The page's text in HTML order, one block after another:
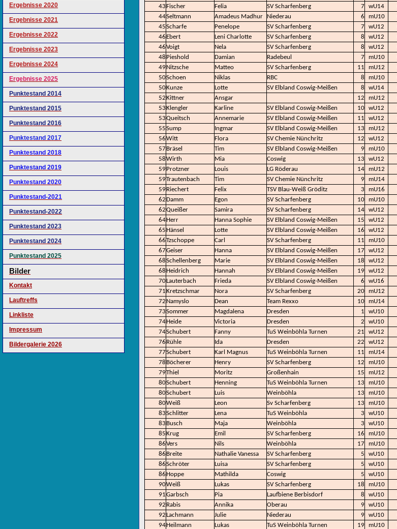
Ergebnisse 2020
Ergebnisse 2021
Ergebnisse 2022
Ergebnisse 2023
Ergebnisse 2024
Ergebnisse 2025
Punktestand 2014
Punktestand 2015
Punktestand 2016
Punktestand 2017
Punktestand 2018
Punktestand 2019
Punktestand 2020
Punktestand-2021
Punktestand-2022
Punktestand 2023
Punktestand 2024
Punktestand 2025
Bilder
Kontakt
Lauftreffs
Linkliste
Impressum
Bildergalerie 2026
43Fischer Felia SV Scharfenberg 7 wU14
44Seltmann Amadeus Madhur Niederau 6 mU10
45Scharfe Penelope SV Scharfenberg 7 wU12
46 Ebert Leni Charlotte SV Scharfenberg 8 wU12
46Voigt Nela SV Scharfenberg 8 wU12
48 Pieshold Damian Radebeul 7 mU10
49Nitzsche Matteo SV Scharfenberg 11 mU12
50Schoen Niklas RBC 8 mU10
50Kunze Lotte SV Elbland Coswig-Meißen 8 wU14
52Kittner Ansgar 12 mU12
53Klengler Karline SV Elbland Coswig-Meißen 10 wU12
53Queitsch Annemarie SV Elbland Coswig-Meißen 11 wU12
55Sump Ingmar SV Elbland Coswig-Meißen 13 mU12
56Witt Flora SV Chemie Nünchritz 12 wU12
57Bräsel Tim SV Elbland Coswig-Meißen 9 mU10
58Wirth Mia Coswig 13 wU12
59Protzner Louis LG Röderau 14 mU12
59Trautenbach Tim SV Chemie Nünchritz 9 mU14
59Riechert Felix TSV Blau-Weiß Gröditz 3 mU16
62Damm Egon SV Scharfenberg 10 mU10
62Queißer Samira SV Scharfenberg 14 wU12
64Herr Hanna Sophie SV Elbland Coswig-Meißen 15 wU12
65Hänsel Lotte SV Elbland Coswig-Meißen 16 wU12
66Tzschoppe Carl SV Scharfenberg 11 mU10
67Geiser Hanna SV Elbland Coswig-Meißen 17 wU12
68Schellenberg Marie SV Elbland Coswig-Meißen 18 wU12
68Heidrich Hannah SV Elbland Coswig-Meißen 19 wU12
70Lauterbach Frieda SV Elbland Coswig-Meißen 6 wU16
71Kretzschmar Nora SV Scharfenberg 20 mU12
72 Namyslo Dean Team Rexxo 10 mU14
73Sommer Magdalena Dresden 1 wU10
74Heide Victoria Dresden 2 wU10
74Schubert Fanny TuS Weinböhla Turnen 21 wU12
76 Rühle Ida Dresden 22 wU12
77Schubert Karl Magnus TuS Weinböhla Turnen 11 mU14
78 Böcherer Henry SV Scharfenberg 12 mU10
79Thiel Moritz Großenhain 15 mU12
80Schubert Henning TuS Weinböhla Turnen 13 mU10
80Schubert Luis Weinböhla 13 mU10
80Weiß Leon Sv Scharfenberg 13 mU10
83Schlitter Lena TuS Weinböhla 3 wU10
83 Busch Maja Weinböhla 3 wU10
85Krug Emil SV Scharfenberg 16 mU10
86Vers Nils Weinböhla 17 mU10
86 Breite Nathalie Vanessa SV Scharfenberg 5 wU10
86Schröter Luisa SV Scharfenberg 5 wU10
86Hoppe Mathilda Coswig 5 wU10
90Weiß Lukas SV Scharfenberg 18 mU10
91Garbsch Pia Laufbiene Berbisdorf 8 wU10
92 Rabis Annika Oberau 9 wU10
92Lachmann Julie Niederau 9 wU10
94Heilmann Lukas TuS Weinböhla Turnen 19 mU10